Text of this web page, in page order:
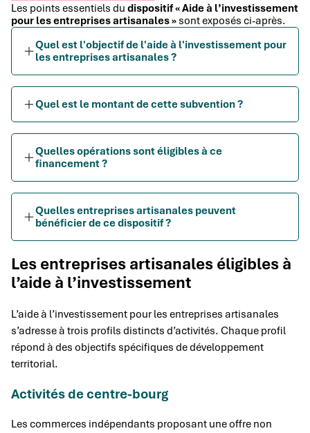
Les points essentiels du dispositif « Aide à l’investissement
pour les entreprises artisanales » sont exposés ci-après.
Quel est l'objectif de l'aide à l'investissement pour
les entreprises artisanales ?
Quel est le montant de cette subvention ?
Quelles opérations sont éligibles à ce
financement ?
Quelles entreprises artisanales peuvent
bénéficier de ce dispositif ?
Les entreprises artisanales éligibles à
l’aide à l’investissement
L’aide à l’investissement pour les entreprises artisanales
s’adresse à trois profils distincts d’activités. Chaque profil
répond à des objectifs spécifiques de développement
territorial.
Activités de centre-bourg
Les commerces indépendants proposant une offre non